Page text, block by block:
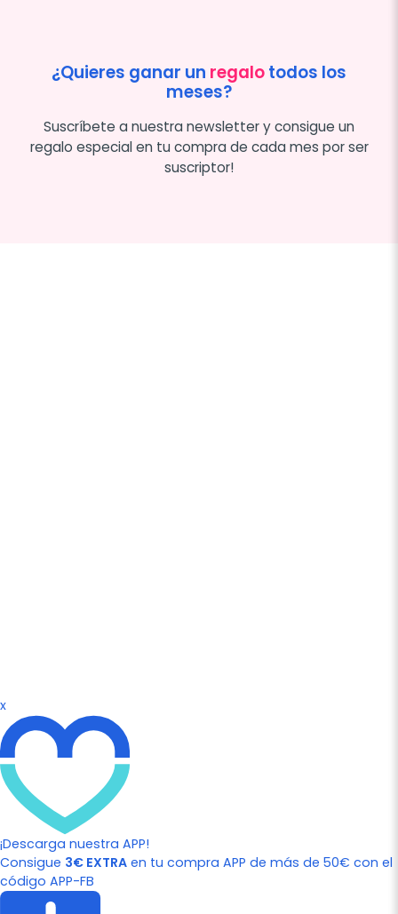
¿Quieres ganar un regalotodos los
meses?
Suscríbete a nuestra newsletter y consigue un
regalo especial en tu compra de cada mes por ser
suscriptor!
x
¡Descarga nuestra APP!
Consigue 3€ EXTRA en tu compra APP de más de 50€ con el
código APP-FB